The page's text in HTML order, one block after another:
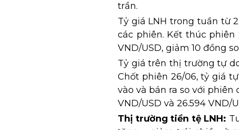
trần.
Tỷ giá LNH trong tuần từ
các phiên. Kết thúc phiên
VND/USD, giảm 10 đồng
Tỷ giá trên thị trường tự
Chốt phiên 26/06, tỷ giá
vào và bán ra so với
VND/USD và 26.594 VND/
Thị trường tiền tệ LNH: